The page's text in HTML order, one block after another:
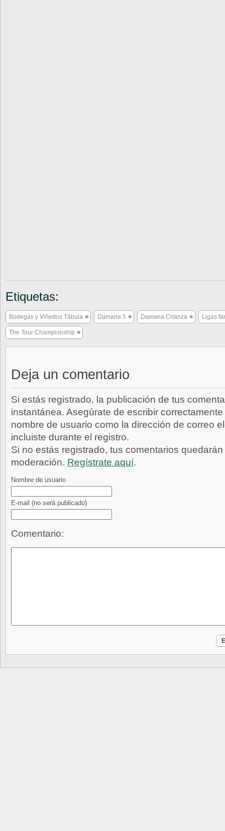
Etiquetas:
Bodegas y Viñedos Tábula Damana 5 Damana Crianza Ligas
The Tour Championship
Deja un comentario
Si estás registrado, la publicación de tus
instantánea. Asegúrate de escribir
nombre de usuario como la dirección de correo
incluiste durante el registro.
Si no estás registrado, tus comentarios
moderación. Regístrate aquí.
Nombre de usuario
E-mail (no será publicado)
Comentario: